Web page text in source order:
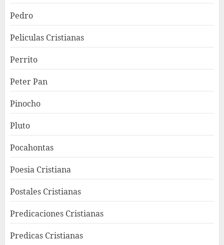
Pedro
Peliculas Cristianas
Perrito
Peter Pan
Pinocho
Pluto
Pocahontas
Poesia Cristiana
Postales Cristianas
Predicaciones Cristianas
Predicas Cristianas